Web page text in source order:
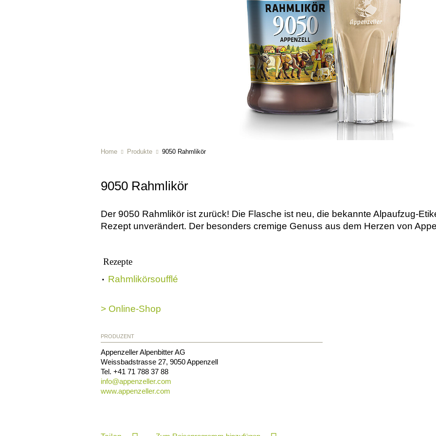
Home Produkte 9050 Rahmlikör
9050 Rahmlikör
Der 9050 Rahmlikör ist zurück! Die Flasche ist neu, die bekannte Alpaufzug-
Rezept unverändert. Der besonders cremige Genuss aus dem Herzen von
Rezepte
Rahmlikörsoufflé
> Online-Shop
PRODUZENT
Appenzeller Alpenbitter AG
Weissbadstrasse 27, 9050Appenzell
Tel. +41 71 788 37 88
info@appenzeller.com
www.appenzeller.com